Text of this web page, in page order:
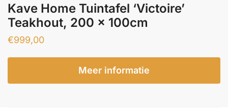
Kave Home Tuintafel ‘Victoire’
Teakhout, 200 x 100cm
€999,00
Meer informatie